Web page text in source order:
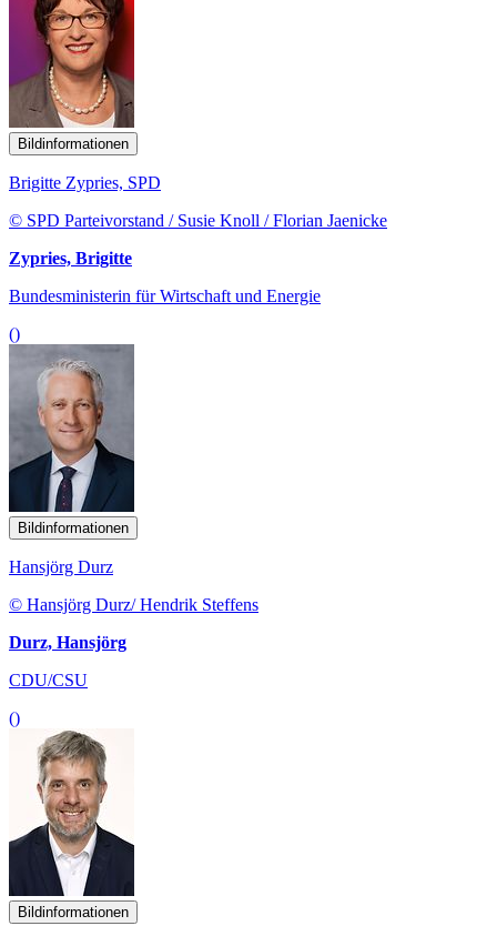
Bildinformationen
Brigitte Zypries, SPD
© SPD Parteivorstand / Susie Knoll / Florian Jaenicke
Zypries, Brigitte
Bundesministerin für Wirtschaft und Energie
()
Bildinformationen
Hansjörg Durz
© Hansjörg Durz/ Hendrik Steffens
Durz, Hansjörg
CDU/CSU
()
Bildinformationen